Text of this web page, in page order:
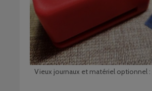
Vieux journaux et matériel optionnel